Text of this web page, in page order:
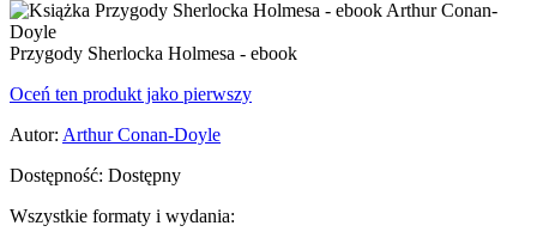
Przygody Sherlocka Holmesa - ebook
Oceń ten produkt jako pierwszy
Autor: Arthur Conan-Doyle
Dostępność: Dostępny
Wszystkie formaty i wydania: